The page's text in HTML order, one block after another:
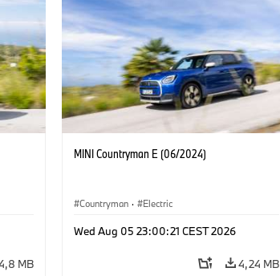
MB
MINI Countryman E (06/2024)
Countryman · Electric
Wed Aug 05 23:00:21 CEST 2026
4,24 MB